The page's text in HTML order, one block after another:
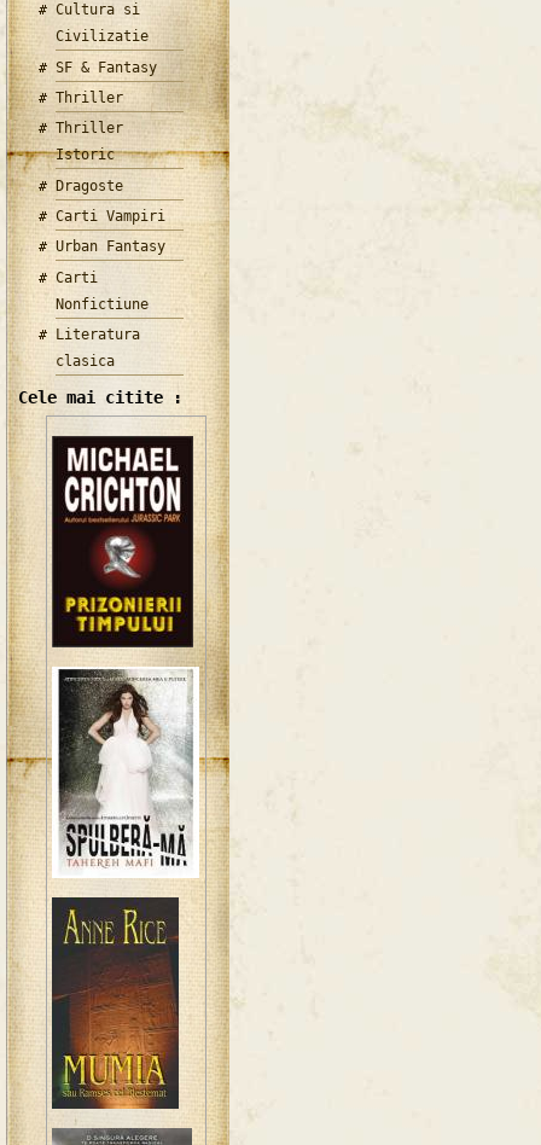
Cultura si
Civilizatie
SF & Fantasy
Thriller
Thriller
Istoric
Dragoste
Carti Vampiri
Urban Fantasy
Carti
Nonfictiune
Literatura
clasica
Cele mai citite :